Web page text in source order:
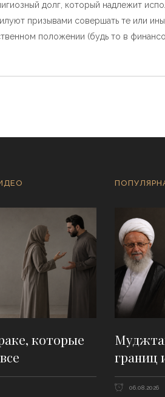
долг, который надлежит
призывами совершать те или
положении (будь то в
которые
границ
06.08.2026